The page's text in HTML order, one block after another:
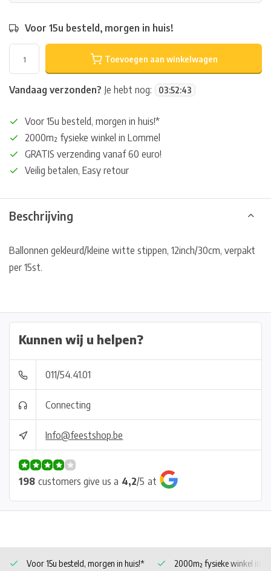
Voor 15u besteld, morgen in huis!
Toevoegen aan winkelwagen
Vandaag verzonden? Je hebt nog: 03:52:43
Voor 15u besteld, morgen in huis!*
2000m² fysieke winkel in Lommel
GRATIS verzending vanaf 60 euro!
Veilig betalen, Easy retour
Beschrijving
Ballonnen gekleurd/kleine witte stippen, 12inch/30cm, verpakt
per 15st.
Kunnen wij u helpen?
011/54.41.01
Connecting
Info@feestshop.be
198 customers give us a 4,2/5 at
Voor 15u besteld, morgen in huis!* 2000m² fysieke winkel in